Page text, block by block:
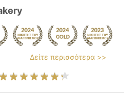
Δείτε περισσότερα >>